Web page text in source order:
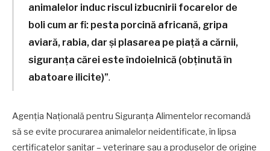
animalelor induc riscul izbucnirii focarelor de
boli cum ar fi: pesta porcină africană, gripa
aviară, rabia, dar și plasarea pe piață a cărnii,
siguranța cărei este îndoielnică (obținută în
abatoare ilicite)”.
Agenția Națională pentru Siguranța Alimentelor recomandă
să se evite procurarea animalelor neidentificate, în lipsa
certificatelor sanitar – veterinare sau a produselor de origine